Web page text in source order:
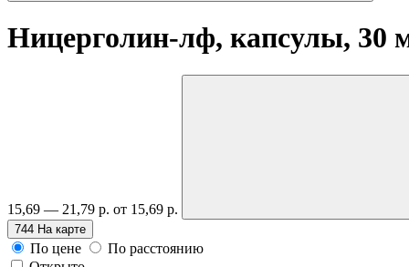
Ницерголин-лф, капсулы, 30
15,69 — 21,79 р. от 15,69 р.
744 На карте
По цене
По расстоянию